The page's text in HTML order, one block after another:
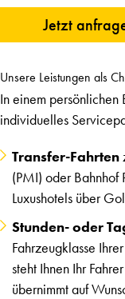
Jetzt
Unsere Leistungen als
In einem persönlichen
individuelles
Transfer-Fahrten
(PMI) oder Bahnhof
Luxushotels über
Stunden- oder
Fahrzeugklasse
steht Ihnen Ihr
übernimmt auf